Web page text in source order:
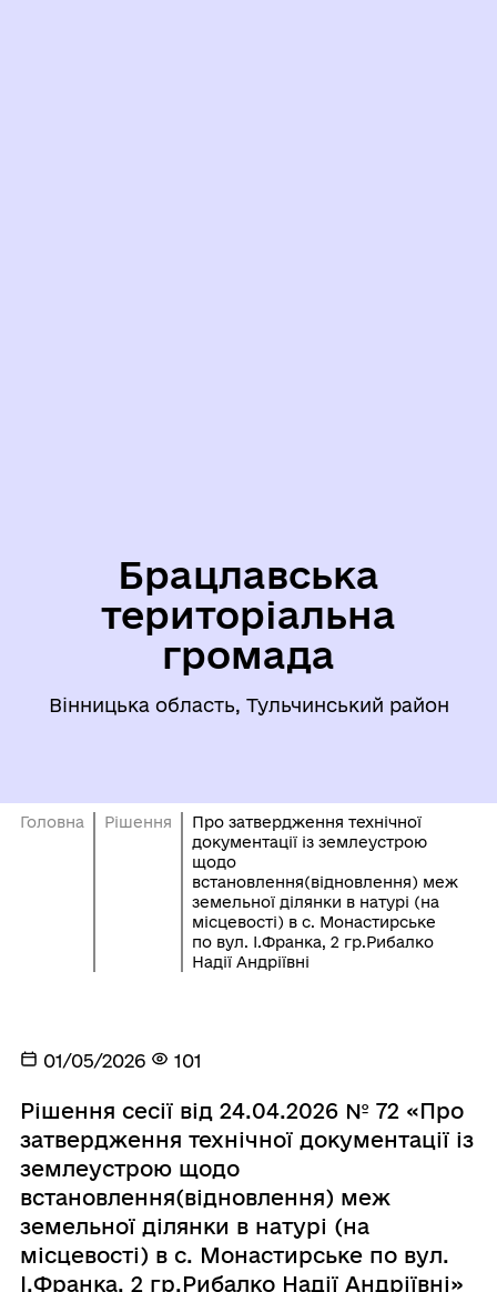
Брацлавська
територіальна
громада
Вінницька область, Тульчинський район
Головна Рішення
Про затвердження технічної
документації із землеустрою
щодо
встановлення(відновлення) меж
земельної ділянки в натурі (на
місцевості) в с. Монастирське
по вул. І.Франка, 2 гр.Рибалко
Надії Андріївні
01/05/2026 101
Рішення сесії від 24.04.2026 № 72 «Про
затвердження технічної документації із
землеустрою щодо
встановлення(відновлення) меж
земельної ділянки в натурі (на
місцевості) в с. Монастирське по вул.
І.Франка, 2 гр.Рибалко Надії Андріївні»